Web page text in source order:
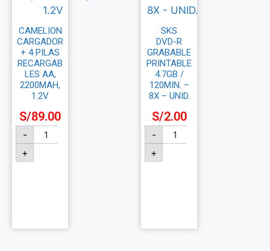
CAMELION
CARGADOR
+ 4 PILAS
RECARGAB
LES AA,
2200MAH,
1.2V
S/89.00
-
+
SKS
DVD-R
GRABABLE
PRINTABLE
4.7GB /
120MIN. –
8X – UNID.
S/2.00
-
+